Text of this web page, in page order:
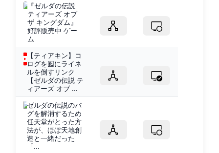
『ゼルダの伝説
ティアーズ オブ
ザ キングダム』
好評販売中 ゲー
ム
【ティアキン】コ
ログを囮にライネ
ルを倒すリンク
【ゼルダの伝説 テ
ィアーズ オブ ...
ゼルダの伝説のバ
グを解消するため
任天堂がとった方
法が、ほぼ天地創
造と一緒だった
「...